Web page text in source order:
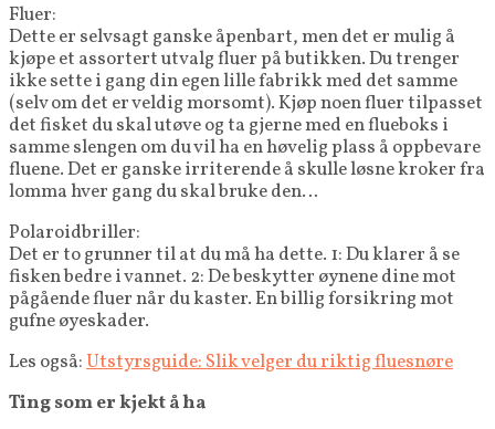
Fluer:
Dette er selvsagt ganske åpenbart, men det er mulig å
kjøpe et assortert utvalg fluer på butikken. Du trenger
ikke sette i gang din egen lille fabrikk med det samme
(selv om det er veldig morsomt). Kjøp noen fluer tilpasset
det fisket du skal utøve og ta gjerne med en flueboks i
samme slengen om du vil ha en høvelig plass å oppbevare
fluene. Det er ganske irriterende å skulle løsne kroker fra
lomma hver gang du skal bruke den…
Polaroidbriller:
Det er to grunner til at du må ha dette. 1: Du klarer å se
fisken bedre i vannet. 2: De beskytter øynene dine mot
pågående fluer når du kaster. En billig forsikring mot
gufne øyeskader.
Les også: Utstyrsguide: Slik velger du riktig fluesnøre
Ting som er kjekt å ha